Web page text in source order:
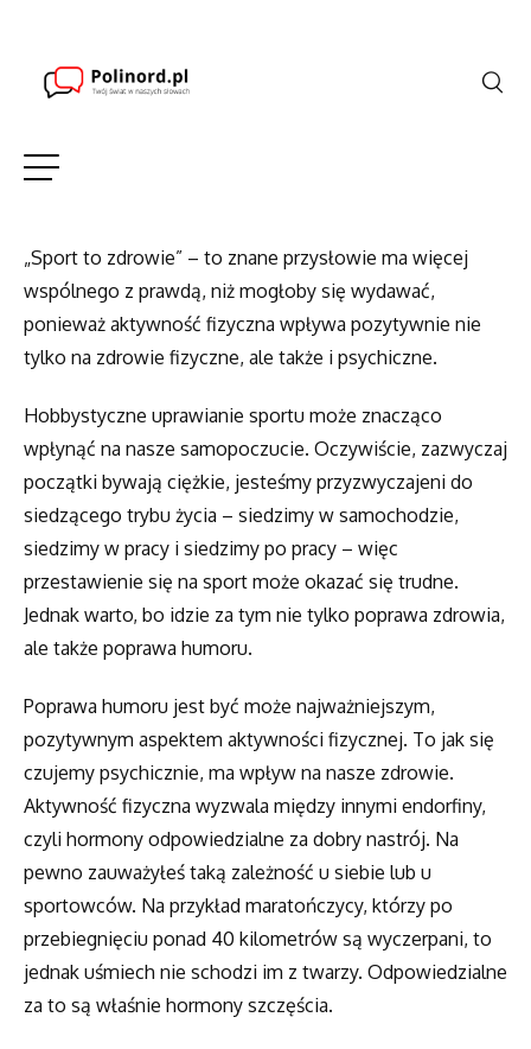
„Sport to zdrowie” – to znane przysłowie ma więcej
wspólnego z prawdą, niż mogłoby się wydawać,
ponieważ aktywność fizyczna wpływa pozytywnie nie
tylko na zdrowie fizyczne, ale także i psychiczne.
Hobbystyczne uprawianie sportu może znacząco
wpłynąć na nasze samopoczucie. Oczywiście, zazwyczaj
początki bywają ciężkie, jesteśmy przyzwyczajeni do
siedzącego trybu życia – siedzimy w samochodzie,
siedzimy w pracy i siedzimy po pracy – więc
przestawienie się na sport może okazać się trudne.
Jednak warto, bo idzie za tym nie tylko poprawa zdrowia,
ale także poprawa humoru.
Poprawa humoru jest być może najważniejszym,
pozytywnym aspektem aktywności fizycznej. To jak się
czujemy psychicznie, ma wpływ na nasze zdrowie.
Aktywność fizyczna wyzwala między innymi endorfiny,
czyli hormony odpowiedzialne za dobry nastrój. Na
pewno zauważyłeś taką zależność u siebie lub u
sportowców. Na przykład maratończycy, którzy po
przebiegnięciu ponad 40 kilometrów są wyczerpani, to
jednak uśmiech nie schodzi im z twarzy. Odpowiedzialne
za to są właśnie hormony szczęścia.